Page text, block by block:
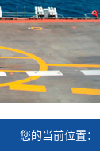
您的当前位置：